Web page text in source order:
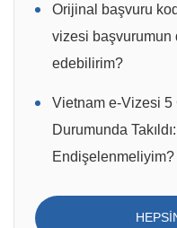
Orijinal başvuru
vizesi başvurumun
edebilirim?
Vietnam e-Vizesi 5
Durumunda
Endişelenmeliyim?